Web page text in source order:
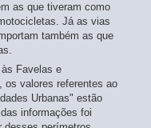
as que tiveram como
Já as vias
também as que
Favelas e
os valores referentes ao
Urbanas" estão
informações foi